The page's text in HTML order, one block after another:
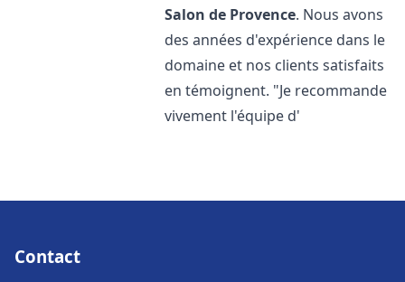
Salon de Provence. Nous avons
des années d'expérience dans le
domaine et nos clients satisfaits
en témoignent. "Je recommande
vivement l'équipe d'
Contact